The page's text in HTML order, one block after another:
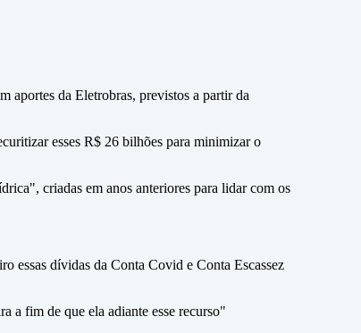
aportes da Eletrobras, previstos a partir da
esses R$ 26 bilhões para minimizar o
criadas em anos anteriores para lidar com os
essas dívidas da Conta Covid e Conta Escassez
a fim de que ela adiante esse recurso"